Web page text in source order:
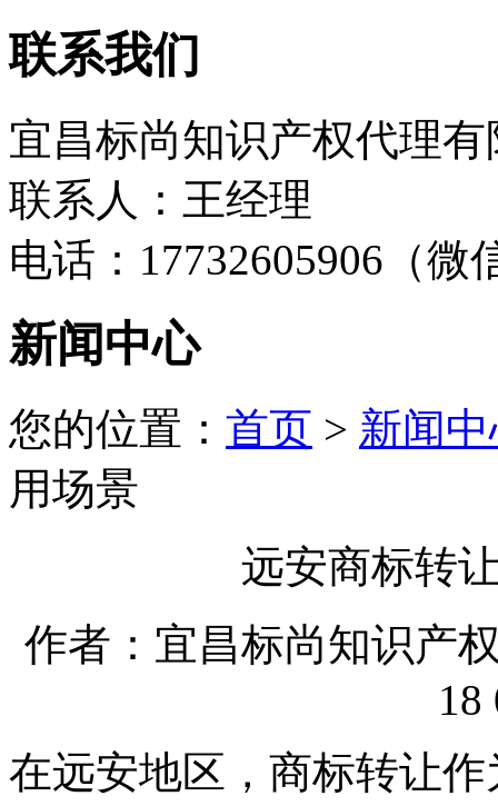
联系我们
宜昌标尚知识产权代理有
联系人：王经理
电话：17732605906（微
新闻中心
您的位置： 首页 > 新闻
用场景
远安商标转
作者：宜昌标尚知识产
18
在远安地区，商标转让